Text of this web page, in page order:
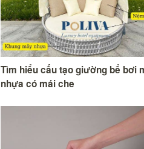
Tìm hiểu cấu tạo giường bể bơi
nhựa có mái che